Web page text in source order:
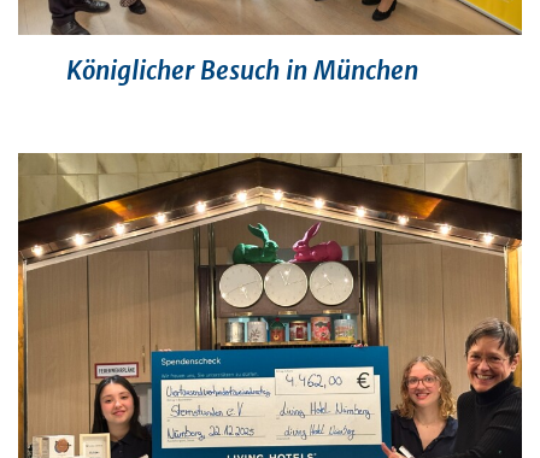
Königlicher Besuch in München